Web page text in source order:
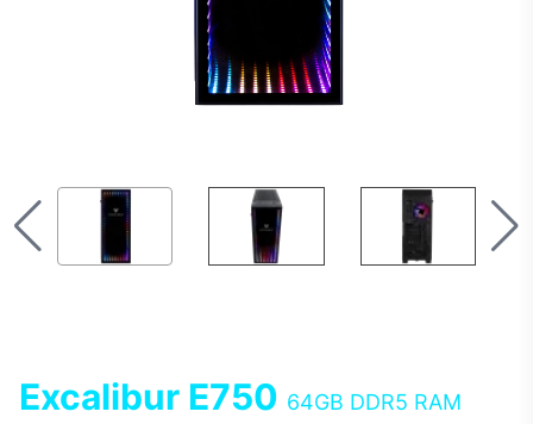
Excalibur E750 64GB DDR5 RAM